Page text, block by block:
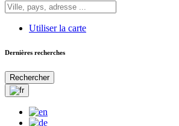
Utiliser la carte
Dernières recherches
Rechercher